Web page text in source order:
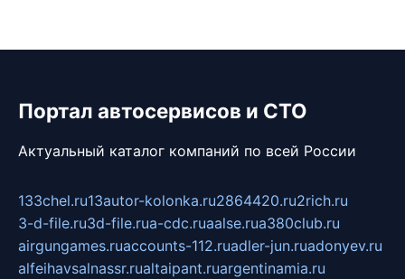
Портал автосервисов и СТО
Актуальный каталог компаний по всей России
133chel.ru13autor-kolonka.ru2864420.ru2rich.ru
3-d-file.ru3d-file.rua-cdc.ruaalse.rua380club.ru
airgungames.ruaccounts-112.ruadler-jun.ruadonyev.ru
alfeihavsalnassr.rualtaipant.ruargentinamia.ru